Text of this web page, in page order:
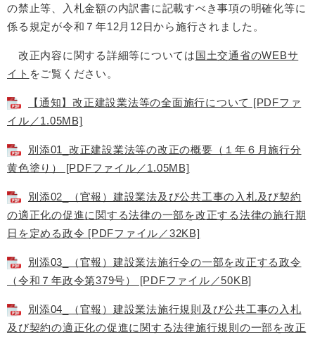
の禁止等、入札金額の内訳書に記載すべき事項の明確化等に
係る規定が令和７年12月12日から施行されました。
改正内容に関する詳細等については国土交通省のWEBサ
イト をご覧ください。
【通知】改正建設業法等の全面施行について [PDFファ
イル／1.05MB]
別添01_改正建設業法等の改正の概要（１年６月施行分
黄色塗り） [PDFファイル／1.05MB]
別添02_（官報）建設業法及び公共工事の入札及び契約
の適正化の促進に関する法律の一部を改正する法律の施行期
日を定める政令 [PDFファイル／32KB]
別添03_（官報）建設業法施行令の一部を改正する政令
（令和７年政令第379号） [PDFファイル／50KB]
別添04_（官報）建設業法施行規則及び公共工事の入札
及び契約の適正化の促進に関する法律施行規則の一部を改正